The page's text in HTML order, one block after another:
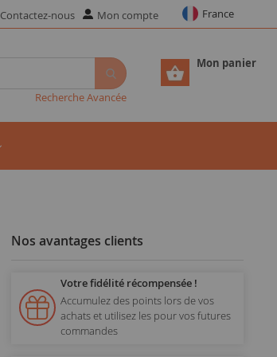
Contactez-nous Mon compte France
Mon panier
Recherche Avancée
Nos avantages clients
Votre fidélité récompensée !
Accumulez des points lors de vos
achats et utilisez les pour vos futures
commandes